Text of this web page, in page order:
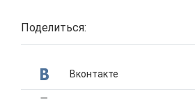
Поделиться:
Вконтакте